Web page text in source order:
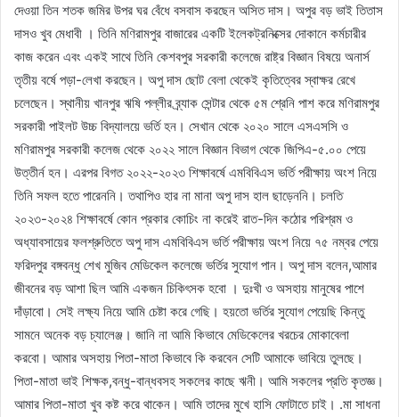
দেওয়া তিন শতক জমির উপর ঘর বেঁধে বসবাস করছেন অসিত দাস। অপুর বড় ভাই তিতাস
দাসও খুব মেধাবী । তিনি মণিরামপুর বাজারের একটি ইলেকট্রনিক্সের দোকানে কর্মচারীর
কাজ করেন এবং একই সাথে তিনি কেশবপুর সরকারী কলেজে রাষ্ট্র বিজ্ঞান বিষয়ে অনার্স
তৃতীয় বর্ষে পড়া-লেখা করছেন। অপু দাস ছোট বেলা থেকেই কৃতিত্বের স্বাক্ষর রেখে
চলেছেন। স্থানীয় খানপুর ঋষি পল্লীর ব্র্যাক সেন্টার থেকে ৫ম শ্রেনি পাশ করে মণিরামপুর
সরকারী পাইলট উচ্চ বিদ্যালয়ে ভর্তি হন। সেখান থেকে ২০২০ সালে এসএসসি ও
মণিরামপুর সরকারী কলেজ থেকে ২০২২ সালে বিজ্ঞান বিভাগ থেকে জিপিএ-৫.০০ পেয়ে
উত্তীর্ন হন। এরপর বিগত ২০২২-২০২৩ শিক্ষাবর্ষে এমবিবিএস ভর্তি পরীক্ষায় অংশ নিয়ে
তিনি সফল হতে পারেননি। তথাপিও হার না মানা অপু দাস হাল ছাড়েননি। চলতি
২০২৩-২০২৪ শিক্ষাবর্ষে কোন প্রকার কোচিং না করেই রাত-দিন কঠোর পরিশ্রম ও
অধ্যাবসায়ের ফলশ্রুতিতে অপু দাস এমবিবিএস ভর্তি পরীক্ষায় অংশ নিয়ে ৭৫ নম্বর পেয়ে
ফরিদপুর বঙ্গবন্ধু শেখ মুজিব মেডিকেল কলেজে ভর্তির সুযোগ পান। অপু দাস বলেন,আমার
জীবনের বড় আশা ছিল আমি একজন চিকিৎসক হবো । দুঃখী ও অসহায় মানুষের পাশে
দাঁড়াবো। সেই লক্ষ্য নিয়ে আমি চেষ্টা করে গেছি। হয়তো ভর্তির সুযোগ পেয়েছি কিন্তু
সামনে অনেক বড় চ্যালেঞ্জ। জানি না আমি কিভাবে মেডিকেলের খরচের মোকাবেলা
করবো। আমার অসহায় পিতা-মাতা কিভাবে কি করবেন সেটি আমাকে ভাবিয়ে তুলছে।
পিতা-মাতা ভাই শিক্ষক,বন্ধু-বান্ধবসহ সকলের কাছে ঋনী। আমি সকলের প্রতি কৃতজ্ঞ।
আমার পিতা-মাতা খুব কষ্ট করে থাকেন। আমি তাদের মুখে হাসি ফোটাতে চাই। .মা সাধনা